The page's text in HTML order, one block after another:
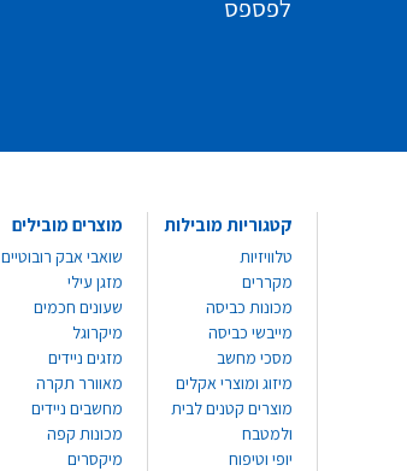
לפספס
קטגוריות מובילות
טלוויזיות
מקררים
מכונות כביסה
מייבשי כביסה
מסכי מחשב
מיזוג ומוצרי אקלים
מוצרים קטנים לבית
ולמטבח
יופי וטיפוח
מוצרים מובילים
שואבי אבק רובוטיים
מזגן עילי
שעונים חכמים
מיקרוגל
מזגים ניידים
מאוורר תקרה
מחשבים ניידים
מכונות קפה
מיקסרים